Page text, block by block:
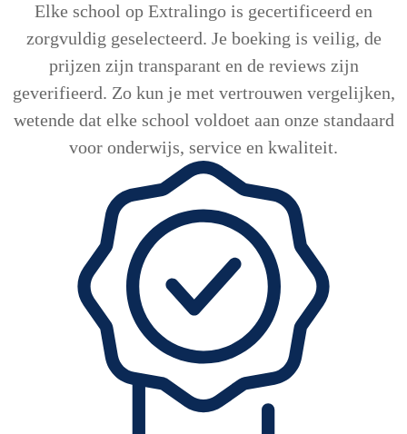
Elke school op Extralingo is gecertificeerd en
zorgvuldig geselecteerd. Je boeking is veilig, de
prijzen zijn transparant en de reviews zijn
geverifieerd. Zo kun je met vertrouwen vergelijken,
wetende dat elke school voldoet aan onze standaard
voor onderwijs, service en kwaliteit.